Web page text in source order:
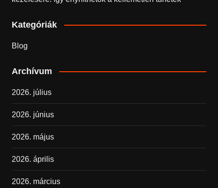
Kategóriák
Blog
Archívum
2026. július
2026. június
2026. május
2026. április
2026. március